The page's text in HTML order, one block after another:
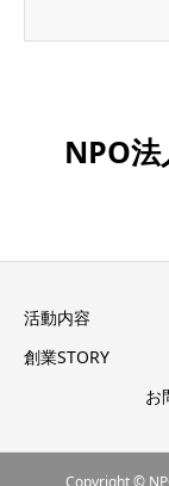
NPO
活動内容
創業STORY
お
Copyright ©